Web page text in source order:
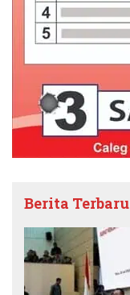
Berita Terbaru